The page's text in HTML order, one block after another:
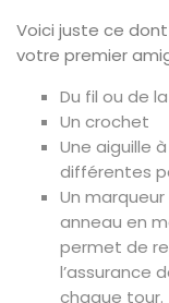
Voici juste ce
votre premier
Du fil ou de
Un crochet
Une aiguille
différentes
Un marqueur
anneau en
permet de
l’assurance
chaque tour.